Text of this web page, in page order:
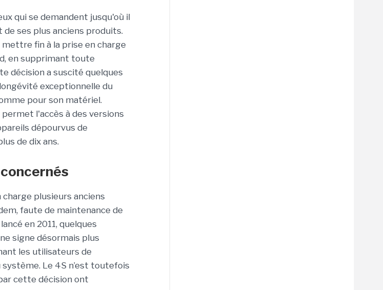
qui se demandent jusqu'où il
ses plus anciens produits.
fin à la prise en charge
en supprimant toute
décision a suscité quelques
exceptionnelle du
pour son matériel.
l'accès à des versions
dépourvus de
de dix ans.
plusieurs anciens
faute de maintenance de
en 2011, quelques
signe désormais plus
les utilisateurs de
Le 4S n’est toutefois
cette décision ont